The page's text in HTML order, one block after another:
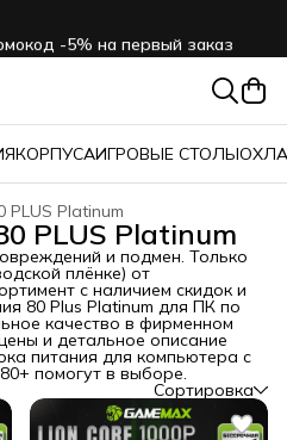
КОРПУСАИГРОВЫЕ СТОЛЫ
PLUS Platinum
PLUS Platinum
и подмен. Только
плёнке) от
с наличием скидок и
80 Plus Platinum для ПК по
качество в фирменном
и детальное описание
питания для компьютера с
помогут в выборе.
Сортировка